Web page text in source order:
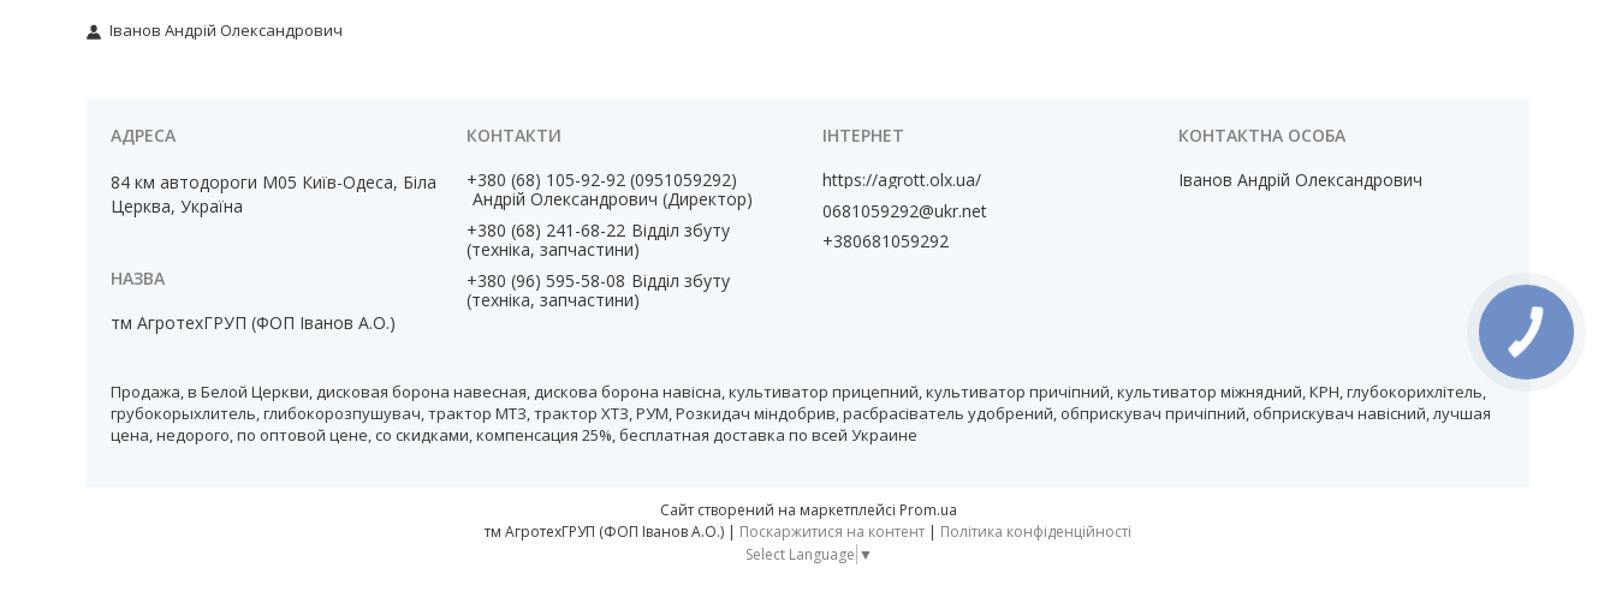
Іванов Андрій Олександрович
84 км автодороги М05 Київ-Одеса, Біла
Церква, Україна
тм АгротехГРУП (ФОП Іванов А.О.)
+380 (68) 105-92-92 0951059292
Андрій Олександрович (Директор)
+380 (68) 241-68-22 Відділ збуту
(техніка, запчастини)
+380 (96) 595-58-08 Відділ збуту
(техніка, запчастини)
https://agrott.olx.ua/
0681059292@ukr.net
+380681059292
Іванов Андрій Олександрович
Продажа, в Белой Церкви, дисковая борона навесная, дискова борона навісна, культиватор прицепний, культиватор причіпний, культиватор міжнядний, КРН, глубокорихлітель,
грубокорыхлитель, глибокорозпушувач, трактор МТЗ, трактор ХТЗ, РУМ, Розкидач міндобрив, расбрасіватель удобрений, обприскувач причіпний, обприскувач навісний, лучшая
цена, недорого, по оптовой цене, со скидками, компенсация 25%, бесплатная доставка по всей Украине
Сайт створений на маркетплейсі Prom.ua
тм АгротехГРУП (ФОП Іванов А.О.) | Поскаржитися на контент | Політика конфіденційності
Select Language ▼